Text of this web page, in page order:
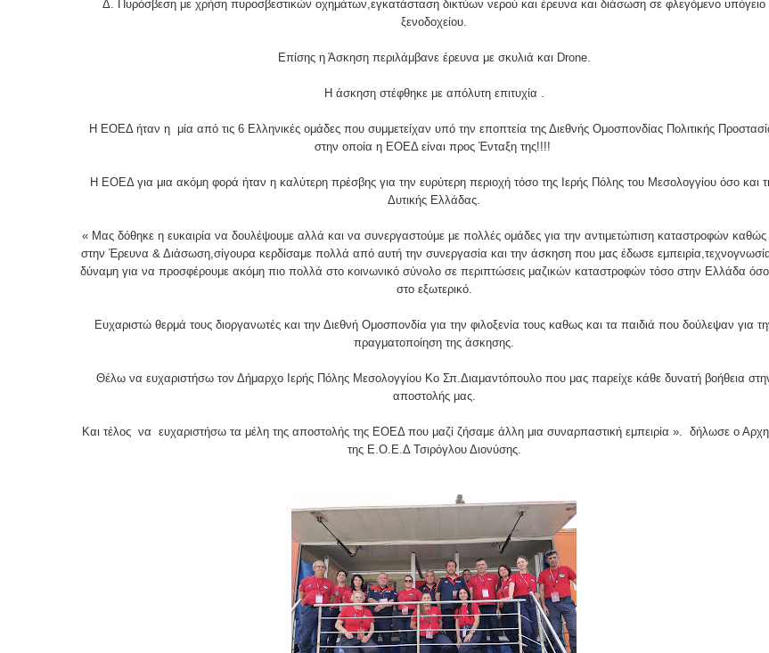
Δ. Πυρόσβεση με χρήση πυροσβεστικών οχημάτων,εγκατάσταση δικτύων νερού και έρευνα και διάσωση σε φλεγόμενο υπόγειο
ξενοδοχείου.
Επίσης η Άσκηση περιλάμβανε έρευνα με σκυλιά και Drone.
Η άσκηση στέφθηκε με απόλυτη επιτυχία .
Η ΕΟΕΔ ήταν η μία από τις 6 Ελληνικές ομάδες που συμμετείχαν υπό την εποπτεία της Διεθνής Ομοσπονδίας Πολιτικής
στην οποία η ΕΟΕΔ είναι προς Ένταξη της!!!!
Η ΕΟΕΔ για μια ακόμη φορά ήταν η καλύτερη πρέσβης για την ευρύτερη περιοχή τόσο της Ιερής Πόλης του Μεσολογγίου όσο και
Δυτικής Ελλάδας.
« Μας δόθηκε η ευκαιρία να δουλέψουμε αλλά και να συνεργαστούμε με πολλές ομάδες για την αντιμετώπιση καταστροφών καθώς
στην Έρευνα & Διάσωση,σίγουρα κερδίσαμε πολλά από αυτή την συνεργασία και την άσκηση που μας έδωσε
δύναμη για να προσφέρουμε ακόμη πιο πολλά στο κοινωνικό σύνολο σε περιπτώσεις μαζικών καταστροφών τόσο στην Ελλάδα όσο
στο εξωτερικό.
Ευχαριστώ θερμά τους διοργανωτές και την Διεθνή Ομοσπονδία για την φιλοξενία τους καθως και τα παιδιά που δούλεψαν για
πραγματοποίηση της άσκησης.
Θέλω να ευχαριστήσω τον Δήμαρχο Ιερής Πόλης Μεσολογγίου Κο Σπ.Διαμαντόπουλο που μας παρείχε κάθε δυνατή βοήθεια
αποστολής μας.
Και τέλος να ευχαριστήσω τα μέλη της αποστολής της ΕΟΕΔ που μαζί ζήσαμε άλλη μια συναρπαστική εμπειρία ». δήλωσε ο
της Ε.Ο.Ε.Δ Τσιρόγλου Διονύσης.